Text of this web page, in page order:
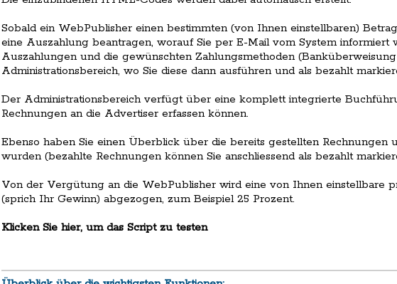
Sobald ein WebPublisher einen bestimmten (von Ihnen einstellbaren)
eine Auszahlung beantragen, worauf Sie per E-Mail vom System informiert
Auszahlungen und die gewünschten Zahlungsmethoden
Administrationsbereich, wo Sie diese dann ausführen und als bezahlt
Der Administrationsbereich verfügt über eine komplett integrierte
Rechnungen an die Advertiser erfassen können.
Ebenso haben Sie einen Überblick über die bereits gestellten Rechnungen
wurden (bezahlte Rechnungen können Sie anschliessend als bezahlt
Von der Vergütung an die WebPublisher wird eine von Ihnen einstellbare
(sprich Ihr Gewinn) abgezogen, zum Beispiel 25 Prozent.
Klicken Sie hier, um das Script zu testen